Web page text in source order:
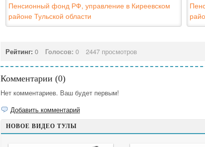
Пенсионный фонд РФ, управление в Киреевском
районе Тульской области
Рейтинг: 0 Голосов: 0 2447 просмотров
Комментарии (0)
Нет комментариев. Ваш будет первым!
Добавить комментарий
НОВОЕ ВИДЕО ТУЛЫ